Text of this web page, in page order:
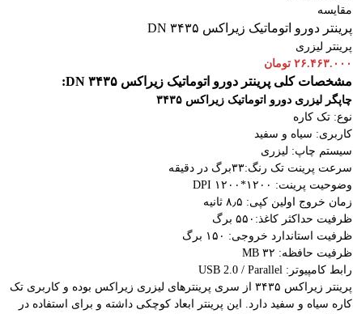
مقایسه
پرینتر دورو اتوماتیک زیراکس DN ۳۴۳۵
پرینتر لیزری
۲۶.۴۶۳.۰۰۰ تومان
مشخصات کلی پرینتر دورو اتوماتیک زیراکس DN ۳۴۳۵:
چاپگر لیزری دورو اتوماتیک زیراکس ۳۴۳۵
نوع: تک کاره
کاربری: سیاه و سفید
سیستم چاپ: لیزری
سرعت پرینت تک رنگ:۳۳برگ در دقیقه
وضوحیت پرینت: ۱۲۰۰*۱۲۰۰ DPI
زمان خروج اولین کپی: ۸٫۵ ثانیه
ظرفیت حداکثر کاغذ:۵۵۰ برگ
ظرفیت استاندارد خروجی: ۱۵۰ برگ
ظرفیت حافظه: ۳۲ MB
رابط کامپیوتر: USB 2.0 / Parallel
پرینتر زیراکس ۳۴۳۵ از سری پرینترهای لیزری زیراکس بوده و کاربری تک
کاره سیاه و سفید دارد. این پرینتر ابعاد کوچکی داشته و برای استفاده در